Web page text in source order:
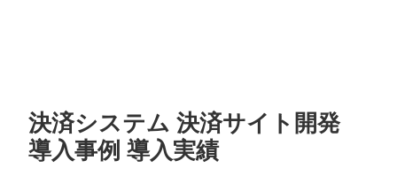
決済システム 決済サイト開発
導入事例 導入実績